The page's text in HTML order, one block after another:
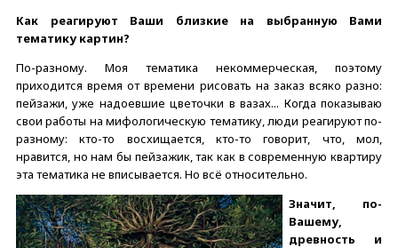
Как реагируют Ваши близкие на выбранную Вами
тематику картин?
По-разному. Моя тематика некоммерческая, поэтому
приходится время от времени рисовать на заказ всяко разно:
пейзажи, уже надоевшие цветочки в вазах... Когда показываю
свои работы на мифологическую тематику, люди реагируют по-
разному: кто-то восхищается, кто-то говорит, что, мол,
нравится, но нам бы пейзажик, так как в современную квартиру
эта тематика не вписывается. Но всё относительно.
Значит, по-
Вашему,
древность и